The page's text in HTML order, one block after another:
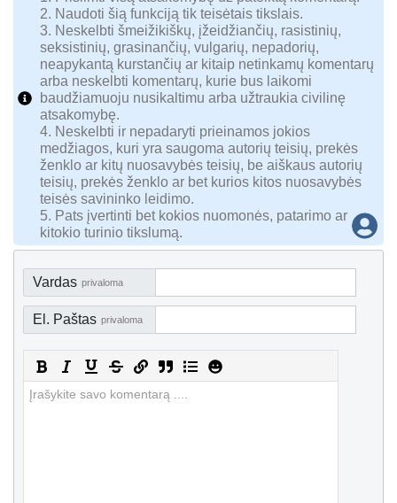
2. Naudoti šią funkciją tik teisėtais tikslais.
3. Neskelbti šmeižikiškų, įžeidžiančių, rasistinių,
seksistinių, grasinančių, vulgarių, nepadorių,
neapykantą kurstančių ar kitaip netinkamų komentarų
arba neskelbti komentarų, kurie bus laikomi
baudžiamuoju nusikaltimu arba užtraukia civilinę
atsakomybę.
4. Neskelbti ir nepadaryti prieinamos jokios
medžiagos, kuri yra saugoma autorių teisių, prekės
ženklo ar kitų nuosavybės teisių, be aiškaus autorių
teisių, prekės ženklo ar bet kurios kitos nuosavybės
teisės savininko leidimo.
5. Pats įvertinti bet kokios nuomonės, patarimo ar
kitokio turinio tikslumą.
Vardas privaloma
El. Paštas privaloma